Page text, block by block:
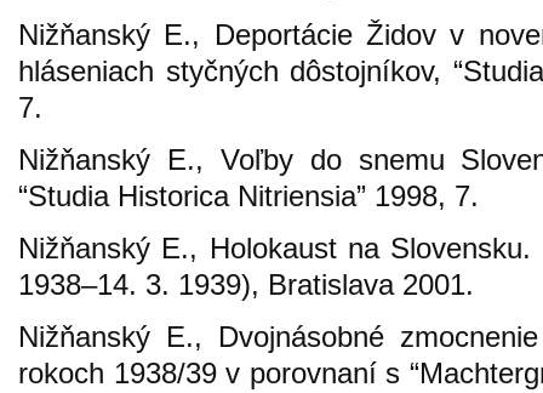
Nižňanský E., Deportácie Židov v
hláseniach styčných dôstojníkov,
7.
Nižňanský E., Voľby do snemu
“Studia Historica Nitriensia” 1998, 7.
Nižňanský E., Holokaust na
1938–14. 3. 1939), Bratislava 2001.
Nižňanský E., Dvojnásobné
rokoch 1938/39 v porovnaní s